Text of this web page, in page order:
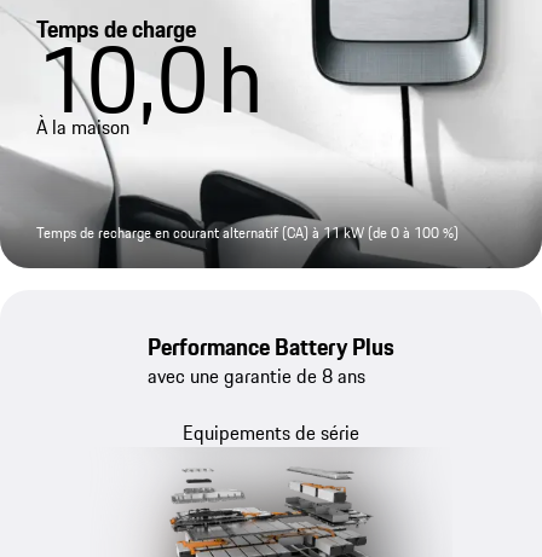
Temps de charge
10,0h
À la maison
Temps de recharge en courant alternatif (CA) à 11 kW (de 0 à 100 %)
Performance Battery Plus
avec une garantie de 8 ans
Equipements de série